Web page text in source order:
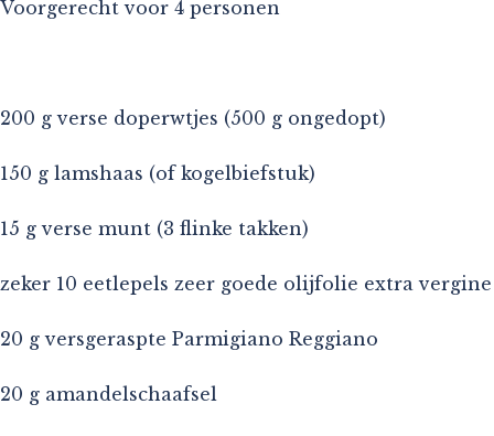
Voorgerecht voor 4 personen
200 g verse doperwtjes (500 g ongedopt)
150 g lamshaas (of kogelbiefstuk)
15 g verse munt (3 flinke takken)
zeker 10 eetlepels zeer goede olijfolie extra vergine
20 g versgeraspte Parmigiano Reggiano
20 g amandelschaafsel